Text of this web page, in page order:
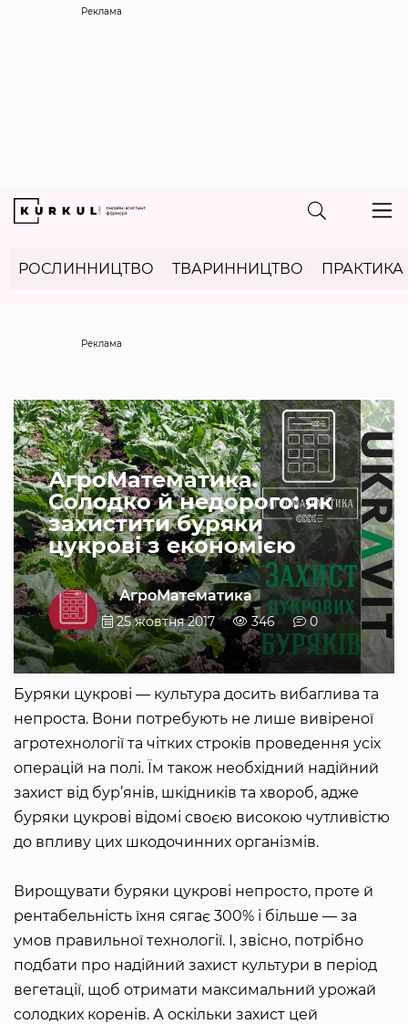
Реклама
РОСЛИННИЦТВО ТВАРИННИЦТВО ПРАКТИКА
АгроМатематика.
Солодко й недорого: як
захистити буряки
цукрові з економією
АгроМатематика
25 жовтня 2017 346 0
Буряки цукрові — культура досить вибаглива та
непроста. Вони потребують не лише вивіреної
агротехнології та чітких строків проведення усіх
операцій на полі. Їм також необхідний надійний
захист від бур’янів, шкідників та хвороб, адже
буряки цукрові відомі своєю високою чутливістю
до впливу цих шкодочинних організмів.
Вирощувати буряки цукрові непросто, проте й
рентабельність їхня сягає 300% і більше — за
умов правильної технології. І, звісно, потрібно
подбати про надійний захист культури в період
вегетації, щоб отримати максимальний урожай
солодких коренів. А оскільки захист цей
Реклама